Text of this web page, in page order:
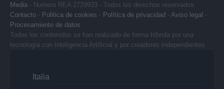
Media - Numero REA 2729933 - Todos los derechos reservados.
Contacto - Politica de cookies - Política de privacidad - Aviso legal -
Procesamiento de datos
Todos los contenidos se han realizado de forma híbrida por una
tecnología con Inteligencia Artificial y por creadores independientes
Italia